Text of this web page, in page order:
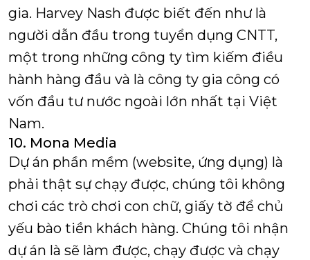
gia. Harvey Nash được biết đến như là
người dẫn đầu trong tuyển dụng CNTT,
một trong những công ty tìm kiếm điều
hành hàng đầu và là công ty gia công có
vốn đầu tư nước ngoài lớn nhất tại Việt
Nam.
10. Mona Media
Dự án phần mềm (website, ứng dụng) là
phải thật sự chạy được, chúng tôi không
chơi các trò chơi con chữ, giấy tờ để chủ
yếu bào tiền khách hàng. Chúng tôi nhận
dự án là sẽ làm được, chạy được và chạy